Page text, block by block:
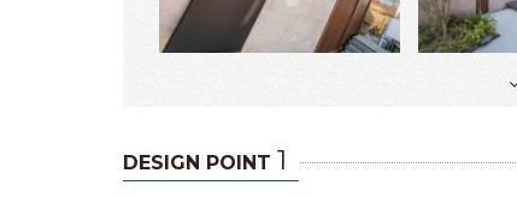
DESIGN POINT 1